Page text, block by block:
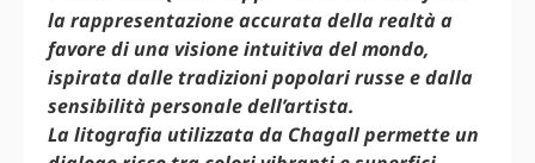
la rappresentazione accurata della realtà a
favore di una visione intuitiva del mondo,
ispirata dalle tradizioni popolari russe e dalla
sensibilità personale dell’artista.
La litografia utilizzata da Chagall permette un